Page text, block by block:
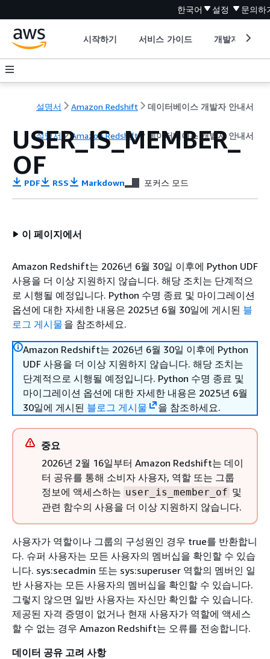
한국어 설정 문의하
시작하기 서비스 가이드 개발자 도구
설명서 Amazon Redshift 데이터베이스 개발자 안내서
설명서 Amazon Redshift 데이터베이스 개발자 안내서
USER_IS_MEMBER_
OF
PDF RSS Markdown 포커스 모드
이 페이지에서
Amazon Redshift는 2026년 6월 30일 이후에 Python UDF
사용을 더 이상 지원하지 않습니다. 해당 조치는 단계적으
로 시행될 예정입니다. Python 수명 종료 및 마이그레이션
옵션에 대한 자세한 내용은 2025년 6월 30일에 게시된 블
로그 게시물 을 참조하세요.
Amazon Redshift는 2026년 6월 30일 이후에 Python
UDF 사용을 더 이상 지원하지 않습니다. 해당 조치는
단계적으로 시행될 예정입니다. Python 수명 종료 및
마이그레이션 옵션에 대한 자세한 내용은 2025년 6월
30일에 게시된 블로그 게시물 을 참조하세요.
중요
2026년 2월 16일부터 Amazon Redshift는 데이
터 공유를 통해 소비자 사용자, 역할 또는 그룹
정보에 액세스하는 user_is_member_of 및
관련 함수의 사용을 더 이상 지원하지 않습니다.
사용자가 역할이나 그룹의 구성원인 경우 true를 반환합니
다. 슈퍼 사용자는 모든 사용자의 멤버십을 확인할 수 있습
니다. sys:secadmin 또는 sys:superuser 역할의 멤버인 일
반 사용자는 모든 사용자의 멤버십을 확인할 수 있습니다.
그렇지 않으면 일반 사용자는 자신만 확인할 수 있습니다.
제공된 자격 증명이 없거나 현재 사용자가 역할에 액세스
할 수 없는 경우 Amazon Redshift는 오류를 전송합니다.
데이터 공유 고려 사항